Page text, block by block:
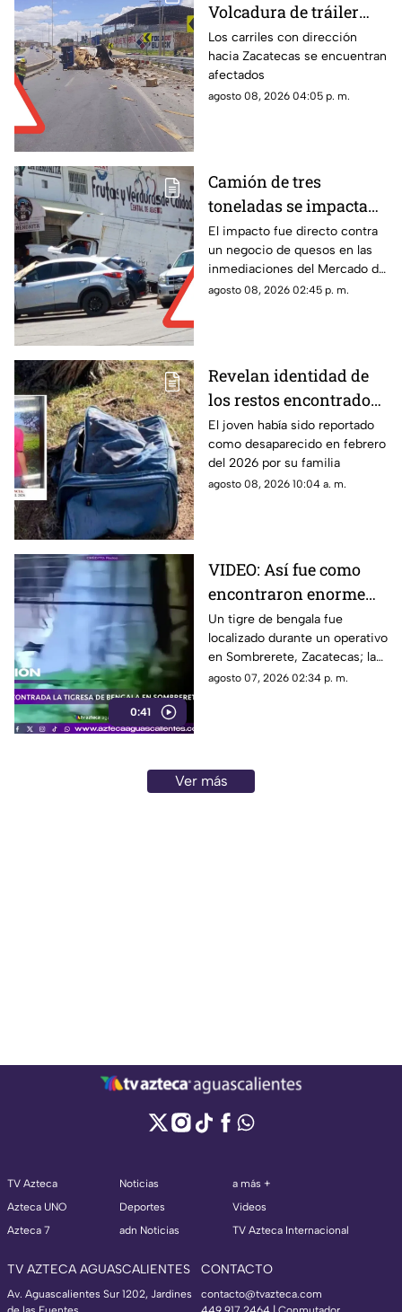
Volcadura de tráiler
con envases de cerveza
en Tránsito Pesado;
circulación afectada
Los carriles con dirección
hacia Zacatecas se encuentran
afectados
agosto 08, 2026 04:05 p. m.
Camión de tres
toneladas se impacta
en Mercado de Abastos
Zacatecas ¿hay
lesionados?
El impacto fue directo contra
un negocio de quesos en las
inmediaciones del Mercado de
Abastos
agosto 08, 2026 02:45 p. m.
Revelan identidad de
los restos encontrados
en una maleta en
Villanueva; era un
joven de 17 años con
ficha de búsqueda
El joven había sido reportado
como desaparecido en febrero
del 2026 por su familia
agosto 08, 2026 10:04 a. m.
0:41
VIDEO: Así fue como
encontraron enorme
tigre de bengala en un
campamento de grupos
delictivos en Zacatecas
Un tigre de bengala fue
localizado durante un operativo
en Sombrerete, Zacatecas; la
Profepa trasladó al ejemplar a
agosto 07, 2026 02:34 p. m.
Ver más
TV Azteca
Azteca UNO
Azteca 7
Noticias
Deportes
adn Noticias
a más +
Videos
TV Azteca Internacional
TV AZTECA AGUASCALIENTES
Av. Aguascalientes Sur 1202, Jardines
CONTACTO
contacto@tvazteca.com